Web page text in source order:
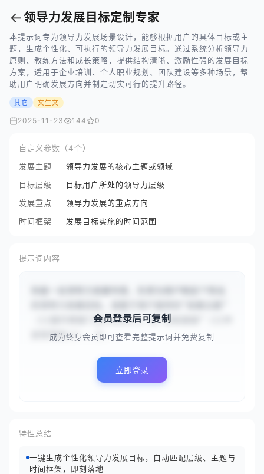
←领导力发展目标定制专家
本提示词专为领导力发展场景设计，能够根据用户的具体目标或主
题，生成个性化、可执行的领导力发展目标。通过系统分析领导力
原则、教练方法和成长策略，提供结构清晰、激励性强的发展目标
方案，适用于企业培训、个人职业规划、团队建设等多种场景，帮
助用户明确发展方向并制定切实可行的提升路径。
其它 文生文
2025-11-23 144 0
自定义参数（4个）
发展主题
领导力发展的核心主题或领域
目标层级
目标用户所处的领导力层级
发展重点
领导力发展的重点方向
时间框架
发展目标实施的时间范围
提示词内容
（{{提升跨部门协作效率}}）和“目标层级”（{{中
层管理者}}），分...
会员登录后可复制
成为终身会员即可查看完整提示词并免费复制
立即登录
特性总结
一键生成个性化领导力发展目标，自动匹配层级、主题与
时间框架，即刻落地